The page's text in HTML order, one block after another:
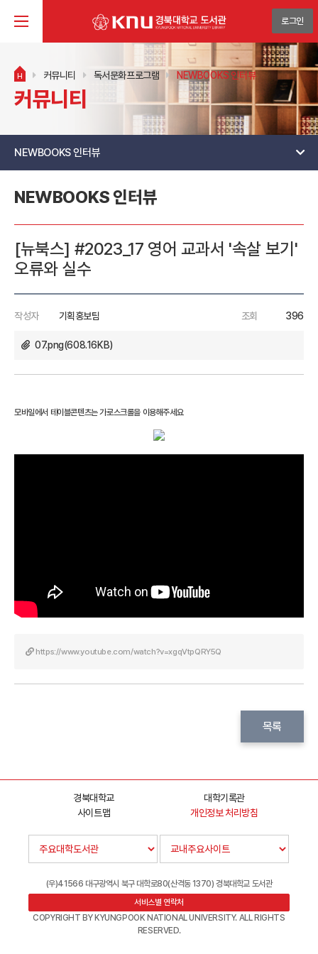
로그인
H 커뮤니티 독서문화프로그램 NEWBOOKS 인터뷰
커뮤니티
NEWBOOKS 인터뷰
NEWBOOKS 인터뷰
[뉴북스] #2023_17 영어 교과서 '속살 보기'
오류와 실수
작성자 기획홍보팀 조회 396
07.png(608.16KB)
https://www.youtube.com/watch?v=xgqVtpQRY5Q
목록
경북대학교
대학기록관
사이트맵
개인정보 처리방침
(우)41566 대구광역시 북구 대학로80(산격동 1370) 경북대학교 도서관
서비스별 연락처
COPYRIGHT BY KYUNGPOOK NATIONAL UNIVERSITY. ALL RIGHTS
RESERVED.